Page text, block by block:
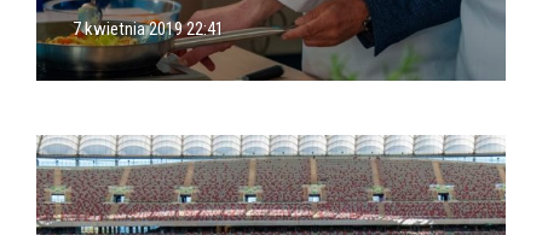
7 kwietnia 2019 22:41